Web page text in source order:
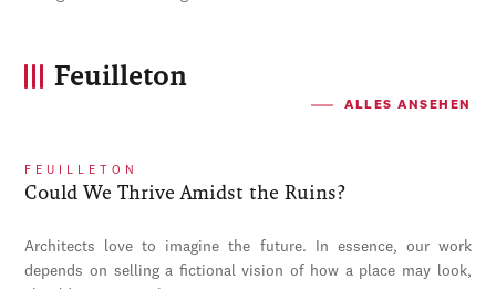
Feuilleton
ALLES ANSEHEN
FEUILLETON
Could We Thrive Amidst the Ruins?
Architects love to imagine the future. In essence, our work
depends on selling a fictional vision of how a place may look,